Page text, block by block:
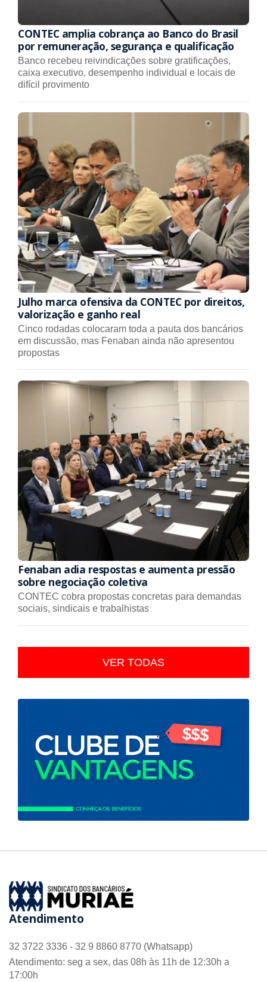
CONTEC amplia cobrança ao Banco do Brasil
por remuneração, segurança e qualificação
Banco recebeu reivindicações sobre gratificações,
caixa executivo, desempenho individual e locais de
difícil provimento
Julho marca ofensiva da CONTEC por direitos,
valorização e ganho real
Cinco rodadas colocaram toda a pauta dos bancários
em discussão, mas Fenaban ainda não apresentou
propostas
Fenaban adia respostas e aumenta pressão
sobre negociação coletiva
CONTEC cobra propostas concretas para demandas
sociais, sindicais e trabalhistas
VER TODAS
Atendimento
32 3722 3336 - 32 9 8860 8770 (Whatsapp)
Atendimento: seg a sex, das 08h às 11h de 12:30h a
17:00h